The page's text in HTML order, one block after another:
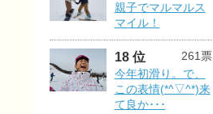
親子でマルマルス
マイル！
18 位
261票
今年初滑り。で、
この表情(*^▽^*)来
て良か･･･